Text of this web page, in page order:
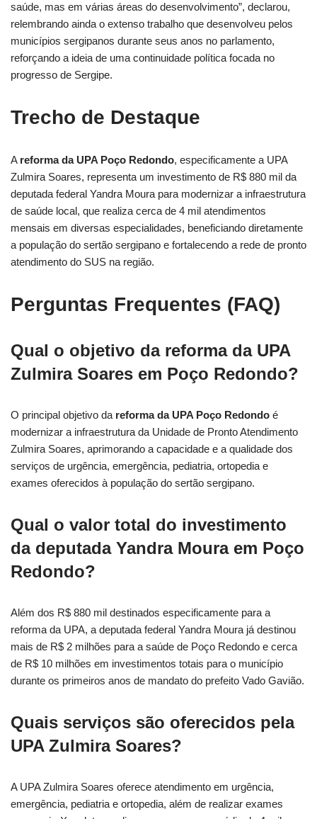
saúde, mas em várias áreas do desenvolvimento”, declarou,
relembrando ainda o extenso trabalho que desenvolveu pelos
municípios sergipanos durante seus anos no parlamento,
reforçando a ideia de uma continuidade política focada no
progresso de Sergipe.
Trecho de Destaque
A reforma da UPA Poço Redondo, especificamente a UPA
Zulmira Soares, representa um investimento de R$ 880 mil da
deputada federal Yandra Moura para modernizar a infraestrutura
de saúde local, que realiza cerca de 4 mil atendimentos
mensais em diversas especialidades, beneficiando diretamente
a população do sertão sergipano e fortalecendo a rede de pronto
atendimento do SUS na região.
Perguntas Frequentes (FAQ)
Qual o objetivo da reforma da UPA
Zulmira Soares em Poço Redondo?
O principal objetivo da reforma da UPA Poço Redondo é
modernizar a infraestrutura da Unidade de Pronto Atendimento
Zulmira Soares, aprimorando a capacidade e a qualidade dos
serviços de urgência, emergência, pediatria, ortopedia e
exames oferecidos à população do sertão sergipano.
Qual o valor total do investimento
da deputada Yandra Moura em Poço
Redondo?
Além dos R$ 880 mil destinados especificamente para a
reforma da UPA, a deputada federal Yandra Moura já destinou
mais de R$ 2 milhões para a saúde de Poço Redondo e cerca
de R$ 10 milhões em investimentos totais para o município
durante os primeiros anos de mandato do prefeito Vado Gavião.
Quais serviços são oferecidos pela
UPA Zulmira Soares?
A UPA Zulmira Soares oferece atendimento em urgência,
emergência, pediatria e ortopedia, além de realizar exames